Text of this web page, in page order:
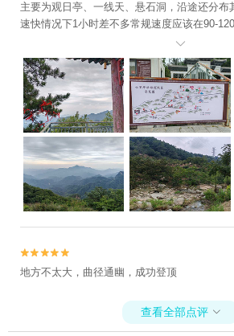
主要为观日亭、一线天、悬石洞，沿途还分布
速快情况下1小时差不多常规速度应该在90-
沿途风景也相当不错（国道112河北兴隆进入
窄弯多坡陡，两者里程上相差约5公里）



地方不太大，曲径通幽，成功登顶
查看全部点评 